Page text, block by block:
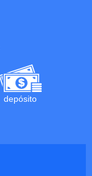
depósito